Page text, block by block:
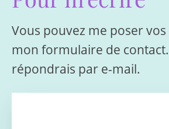
Vous pouvez me poser
mon formulaire de contact.
répondrais par e-mail.